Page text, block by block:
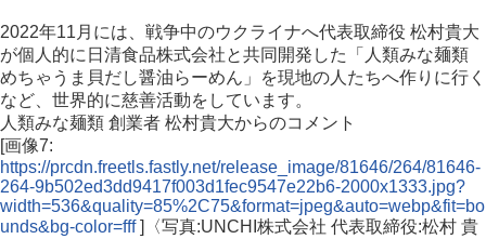
2022年11月には、戦争中のウクライナへ代表取締役 松村貴大
が個人的に日清食品株式会社と共同開発した「人類みな麺類
めちゃうま貝だし醤油らーめん」を現地の人たちへ作りに行く
など、世界的に慈善活動をしています。
人類みな麺類 創業者 松村貴大からのコメント
[画像7:
https://prcdn.freetls.fastly.net/release_image/81646/264/81646-
264-9b502ed3dd9417f003d1fec9547e22b6-2000x1333.jpg?
width=536&quality=85%2C75&format=jpeg&auto=webp&fit=bo
unds&bg-color=fff]〈写真:UNCHI株式会社 代表取締役:松村 貴